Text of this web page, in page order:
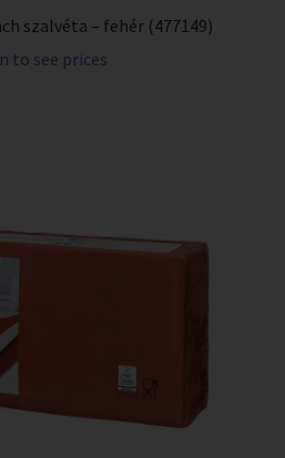
szalvéta – fehér (477149)
to see prices